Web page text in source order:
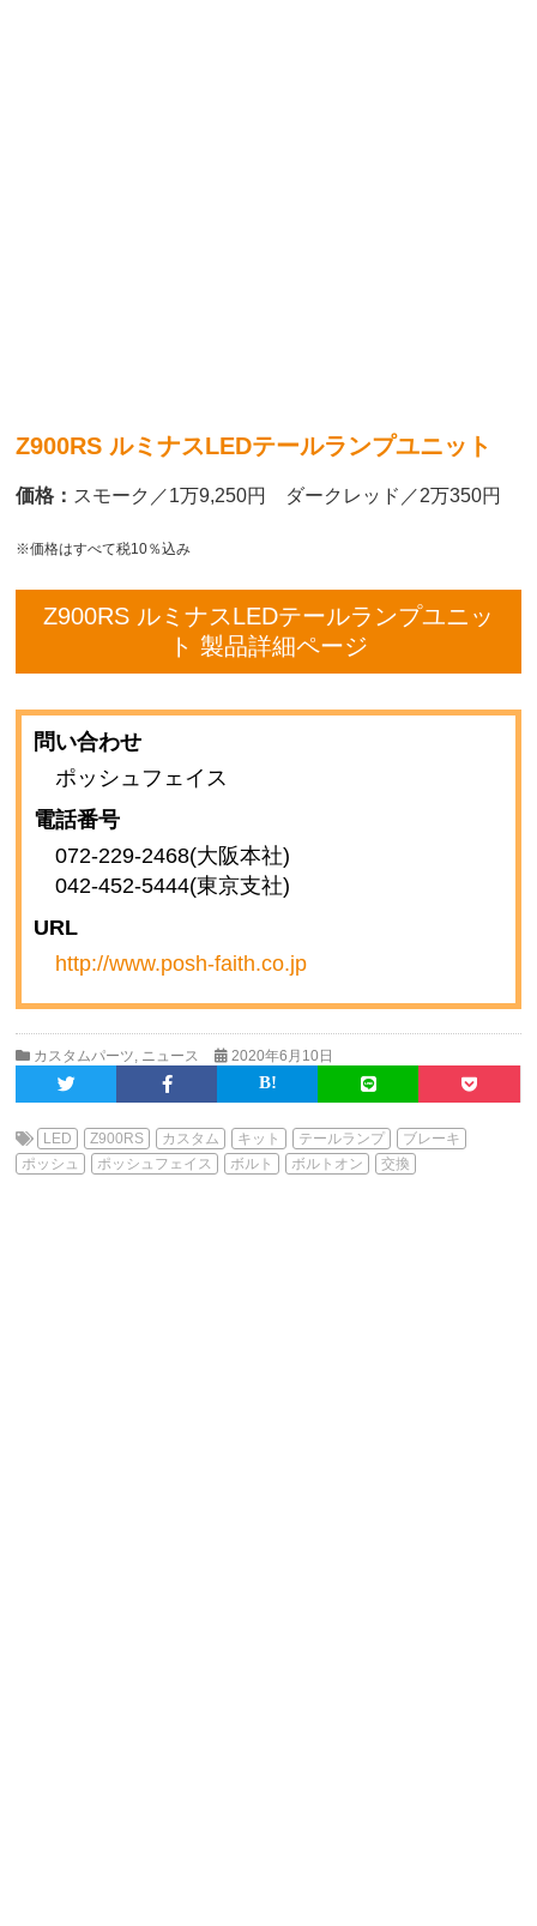
Z900RS ルミナスLEDテールランプユニット
価格： スモーク／1万9,250円 ダークレッド／2万350円
※価格はすべて税10％込み
Z900RS ルミナスLEDテールランプユニッ
ト 製品詳細ページ
問い合わせ
ポッシュフェイス
電話番号
072-229-2468(大阪本社)
042-452-5444(東京支社)
URL
http://www.posh-faith.co.jp
カスタムパーツ ニュース 2020年6月10日
LED Z900RS カスタム キット テールランプ
ブレーキ
ポッシュ
ポッシュフェイス ボルト ボルトオン 交換